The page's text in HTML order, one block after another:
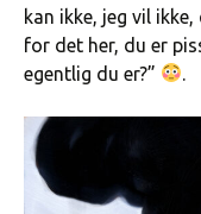
kan ikke, jeg vil
for det her, du er
egentlig du er?”
.